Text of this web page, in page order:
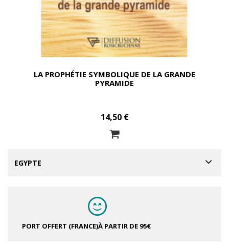
LA PROPHÉTIE SYMBOLIQUE DE LA GRANDE
PYRAMIDE
14,50 €
EGYPTE
PORT OFFERT (FRANCE)À PARTIR DE 95€